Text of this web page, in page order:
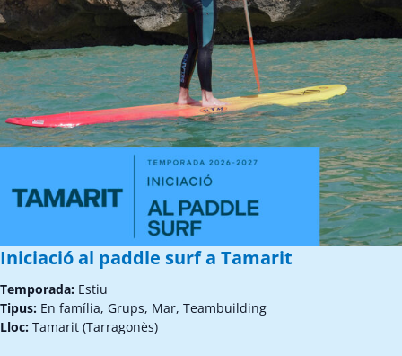
Iniciació al paddle surf a Tamarit
Temporada: Estiu
Tipus: En família, Grups, Mar, Teambuilding
Lloc: Tamarit (Tarragonès)